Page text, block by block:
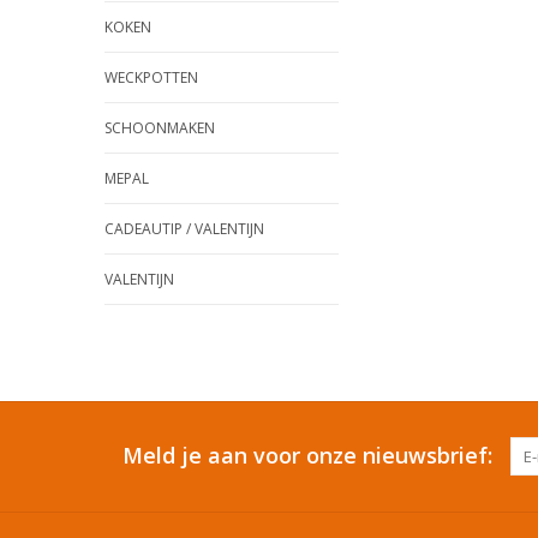
KOKEN
WECKPOTTEN
SCHOONMAKEN
MEPAL
CADEAUTIP / VALENTIJN
VALENTIJN
Meld je aan voor onze nieuwsbrief: